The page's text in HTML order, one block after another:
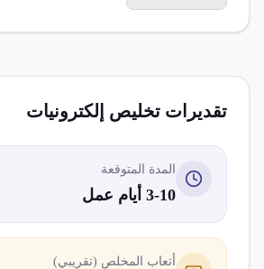
تقديرات تخليص إلكترونيات
المدة المتوقعة
3-10 أيام عمل
أتعاب المخلص (تقريبي)